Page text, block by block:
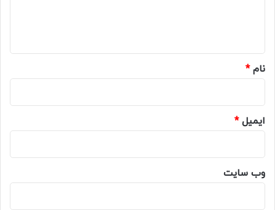
نام*
ایمیل*
وب‌ سایت